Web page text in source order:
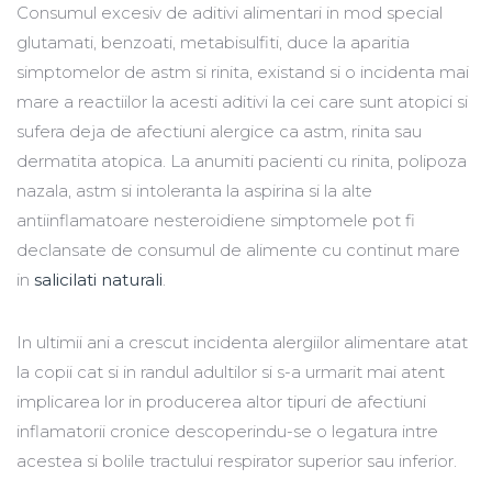
Consumul excesiv de aditivi alimentari in mod special
glutamati, benzoati, metabisulfiti, duce la aparitia
simptomelor de astm si rinita, existand si o incidenta mai
mare a reactiilor la acesti aditivi la cei care sunt atopici si
sufera deja de afectiuni alergice ca astm, rinita sau
dermatita atopica. La anumiti pacienti cu rinita, polipoza
nazala, astm si intoleranta la aspirina si la alte
antiinflamatoare nesteroidiene simptomele pot fi
declansate de consumul de alimente cu continut mare
in salicilati naturali
In ultimii ani a crescut incidenta alergiilor alimentare atat
la copii cat si in randul adultilor si s-a urmarit mai atent
implicarea lor in producerea altor tipuri de afectiuni
inflamatorii cronice descoperindu-se o legatura intre
acestea si bolile tractului respirator superior sau inferior.